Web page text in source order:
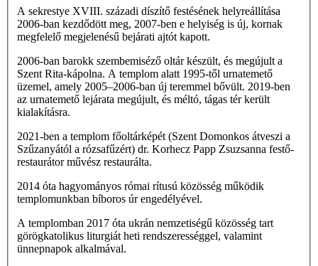
A sekrestye XVIII. századi díszítő festésének helyreállítása
2006-ban kezdődött meg, 2007-ben e helyiség is új, kornak
megfelelő megjelenésű bejárati ajtót kapott.
2006-ban barokk szembemiséző oltár készült, és megújult a
Szent Rita-kápolna. A templom alatt 1995-től urnatemető
üzemel, amely 2005–2006-ban új teremmel bővült. 2019-ben
az urnatemető lejárata megújult, és méltó, tágas tér került
kialakításra.
2021-ben a templom főoltárképét (Szent Domonkos átveszi a
Szűzanyától a rózsafűzért) dr. Korhecz Papp Zsuzsanna festő-
restaurátor művész restaurálta.
2014 óta hagyományos római rítusú közösség működik
templomunkban bíboros úr engedélyével.
A templomban 2017 óta ukrán nemzetiségű közösség tart
görögkatolikus liturgiát heti rendszerességgel, valamint
ünnepnapok alkalmával.